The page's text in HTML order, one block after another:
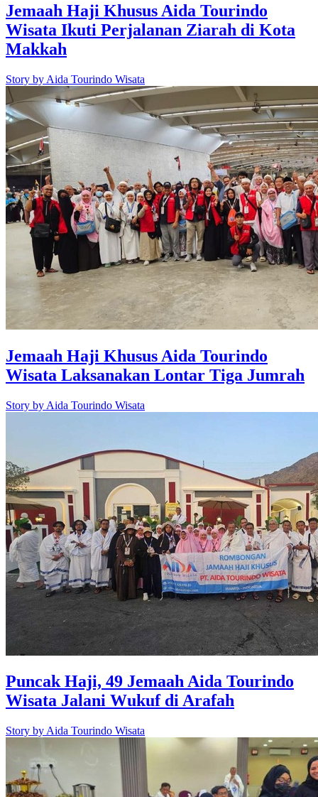
Jemaah Haji Khusus Aida Tourindo
Wisata Ikuti Perjalanan Ziarah di Kota
Makkah
Story by Aida Tourindo Wisata
Jemaah Haji Khusus Aida Tourindo
Wisata Laksanakan Lontar Tiga Jumrah
Story by Aida Tourindo Wisata
Puncak Haji, 49 Jemaah Aida Tourindo
Wisata Jalani Wukuf di Arafah
Story by Aida Tourindo Wisata